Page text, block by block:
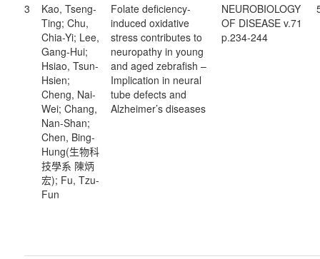
3
Kao, Tseng-
Ting; Chu,
Chia-Yi; Lee,
Gang-Hui;
Hsiao, Tsun-
Hsien;
Cheng, Nai-
Wei; Chang,
Nan-Shan;
Chen, Bing-
Hung(生物科
技學系 陳炳
宏); Fu, Tzu-
Fun
Folate deficiency-
induced oxidative
stress contributes to
neuropathy in young
and aged zebrafish –
Implication in neural
tube defects and
Alzheimer’s diseases
NEUROBIOLOGY
OF DISEASE v.71
p.234-244